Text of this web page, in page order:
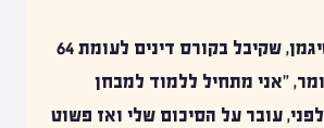
, שקיבל בקורס דינים לעומת 64
"אני מתחיל ללמוד למבחן
עובר על הסיכום שלי ואז פשוט